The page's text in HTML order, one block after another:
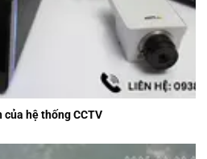
của hệ thống CCTV